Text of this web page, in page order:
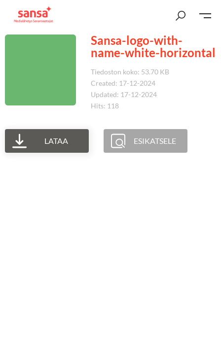
Sansa-logo-with-
name-white-horizontal
Tiedoston koko: 53.70 KB
Created: 17-12-2024
Updated: 17-12-2024
Hits: 118
LATAA ESIKATSELE